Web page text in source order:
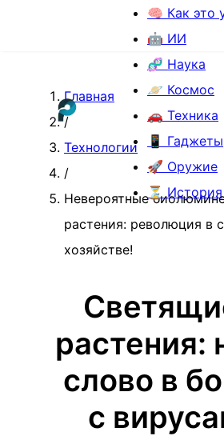
🧠 Как это
🤖 ИИ
🧬 Наука
🪐 Космос
🚗 Техника
📱 Гаджеты
🚀 Оружие
⏳ История
Главная
/
Технологии
/
Невероятные
растения: революция в
хозяйстве!
растения:
слово в
с